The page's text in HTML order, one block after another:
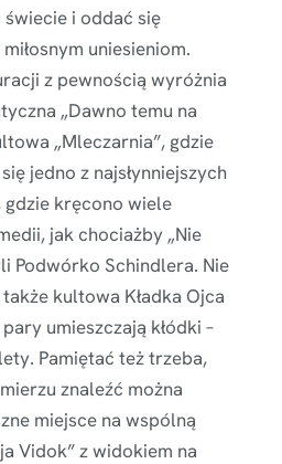
świecie i oddać się
uniesieniom.
z pewnością wyróżnia
„Dawno temu na
„Mleczarnia”, gdzie
jedno z najsłynniejszych
kręcono wiele
jak chociażby „Nie
Podwórko Schindlera. Nie
kultowa Kładka Ojca
umieszczają kłódki –
Pamiętać też trzeba,
znaleźć można
miejsce na wspólną
Vidok” z widokiem na